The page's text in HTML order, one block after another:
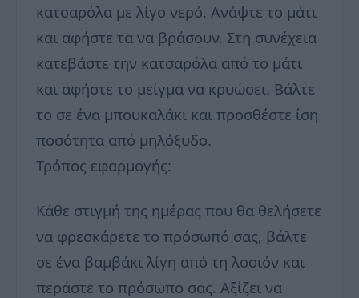
κατσαρόλα με λίγο νερό. Ανάψτε το μάτι
και αφήστε τα να βράσουν. Στη συνέχεια
κατεβάστε την κατσαρόλα από το μάτι
και αφήστε το μείγμα να κρυώσει. Βάλτε
το σε ένα μπουκαλάκι και προσθέστε ίση
ποσότητα από μηλόξυδο.
Τρόπος εφαρμογής:
Κάθε στιγμή της ημέρας που θα θελήσετε
να φρεσκάρετε το πρόσωπό σας, βάλτε
σε ένα βαμβάκι λίγη από τη λοσιόν και
περάστε το πρόσωπο σας. Αξίζει να